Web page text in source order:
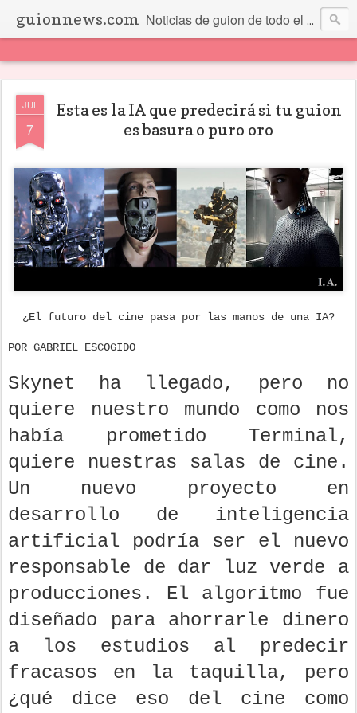
guionnews.com Noticias de guion de todo el mundo... Y más.
JUL
7
Esta es la IA que predecirá si tu guion
es basura o puro oro
¿El futuro del cine pasa por las manos de una IA?
POR GABRIEL ESCOGIDO
Skynet ha llegado, pero no
quiere nuestro mundo como nos
había prometido Terminal,
quiere nuestras salas de cine.
Un nuevo proyecto en
desarrollo de inteligencia
artificial podría ser el nuevo
responsable de dar luz verde a
producciones. El algoritmo fue
diseñado para ahorrarle dinero
a los estudios al predecir
fracasos en la taquilla, pero
¿qué dice eso del cine como